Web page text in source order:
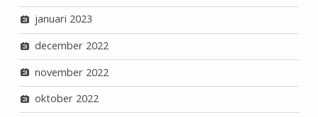
januari 2023
december 2022
november 2022
oktober 2022